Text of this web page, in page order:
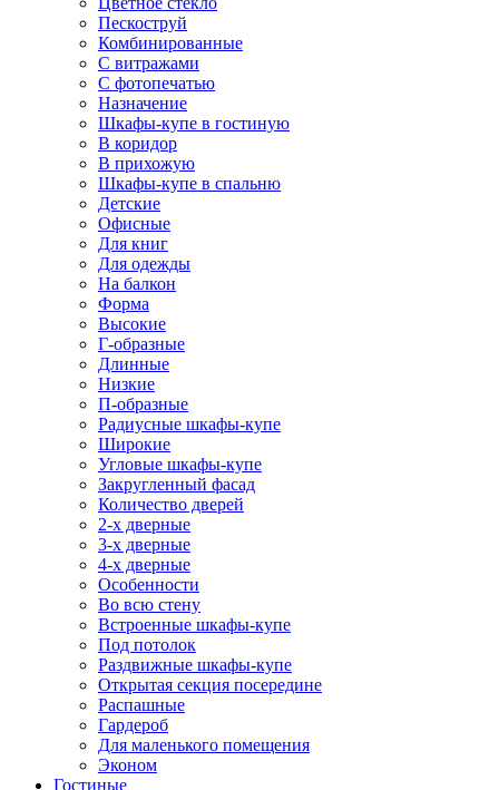
Пескоструй
Комбинированные
С витражами
С фотопечатью
Назначение
Шкафы-купе в гостиную
В коридор
В прихожую
Шкафы-купе в спальню
Детские
Офисные
Для книг
Для одежды
На балкон
Форма
Высокие
Г-образные
Длинные
Низкие
П-образные
Радиусные шкафы-купе
Широкие
Угловые шкафы-купе
Закругленный фасад
Количество дверей
2-х дверные
3-х дверные
4-х дверные
Особенности
Во всю стену
Встроенные шкафы-купе
Под потолок
Раздвижные шкафы-купе
Открытая секция посередине
Распашные
Гардероб
Для маленького помещения
Эконом
Гостиные